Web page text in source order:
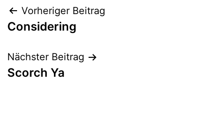
Beitragsnavigation
Vorheriger Beitrag
Considering
Nächster Beitrag
Scorch Ya